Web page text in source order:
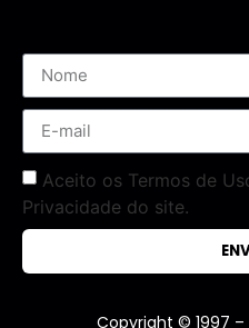
Aceito os Termos de
Privacidade do site.
Copyright © 1997 –